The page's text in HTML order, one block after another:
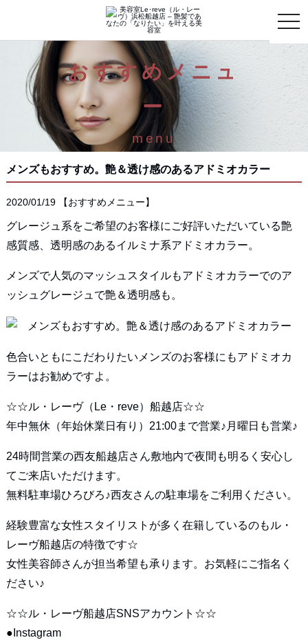
toggle
おすすめメニュ
ー
menu
メンズもおすすめ。艶＆透け感のあるアドミオカラー
2020/01/19 【おすすめメニュー】
グレージュ系をご希望のお客様にご好評いただいている艶
感質感、透明感のあるイルミナ系アドミオカラー。
メンズで人気のマッシュスタイルもアドミオカラーでのア
ッシュグレージュで艶＆透明感も。
色合いともにこだわりたいメンズのお客様にもアドミオカ
ラーはお勧めですよ。
☆☆ル・レーヴ（Le・reve）船越店☆☆
年中無休（年始休業日有り）21:00まで営業♪月曜日も営業♪
24時間営業の西友船越店さん敷地内で夜間も明るく安心し
てご来店いただけます。
無料駐車場ひろびろ♪西友さんの駐車場をご利用ください。
経験豊富な女性スタイリストが多く在籍しているのもル・
レーヴ船越店の特徴です☆
女性美容師さんが担当希望も承ります。お気軽にご指名く
ださい♪
☆☆ル・レーヴ船越店SNSアカウント☆☆
●Instagram